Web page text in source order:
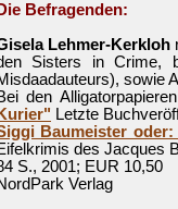
Die Befragenden:
Lehmer-Kerkloh
Sisters in Crime,
sowie
den
Kurier" Letzte
Baumeister
des Jacques
S., 2001; EUR 10,50
Verlag